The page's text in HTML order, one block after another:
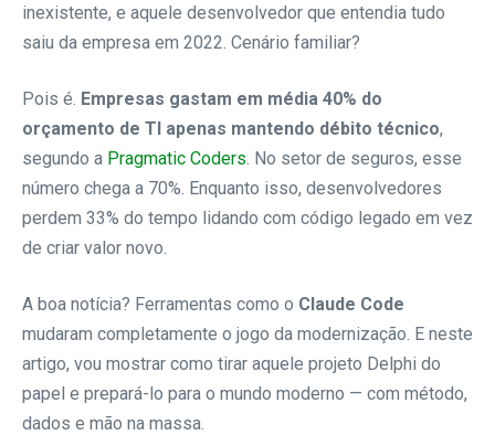
inexistente, e aquele desenvolvedor que entendia tudo
saiu da empresa em 2022. Cenário familiar?
Pois é. Empresas gastam em média 40% do
orçamento de TI apenas mantendo débito técnico,
segundo a Pragmatic Coders. No setor de seguros, esse
número chega a 70%. Enquanto isso, desenvolvedores
perdem 33% do tempo lidando com código legado em vez
de criar valor novo.
A boa notícia? Ferramentas como o Claude Code
mudaram completamente o jogo da modernização. E neste
artigo, vou mostrar como tirar aquele projeto Delphi do
papel e prepará-lo para o mundo moderno — com método,
dados e mão na massa.